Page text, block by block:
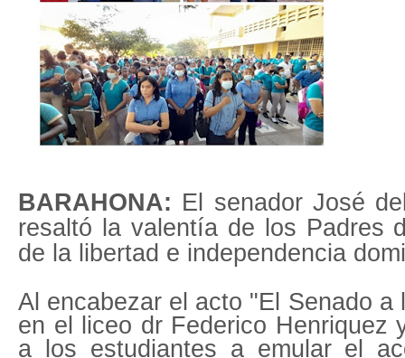
BARAHONA: El senador José
resaltó la valentía de los Padres
de la libertad e independencia
Al encabezar el acto "El Senado a
en el liceo dr Federico Henriquez
a los estudiantes a emular el